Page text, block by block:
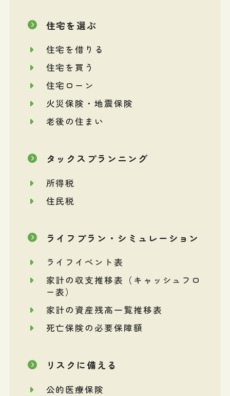
住宅を選ぶ
住宅を借りる
住宅を買う
住宅ローン
火災保険・地震保険
老後の住まい
タックスプランニング
所得税
住民税
ライフプラン・シミュレーション
ライフイベント表
家計の収支推移表（キャッシュフロ
ー表）
家計の資産残高一覧推移表
死亡保険の必要保障額
リスクに備える
公的医療保険